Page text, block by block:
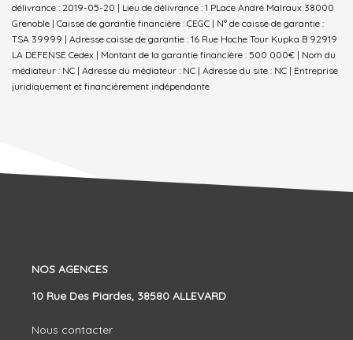
délivrance : 2019-05-20 | Lieu de délivrance : 1 PLace André Malraux 38000
Grenoble | Caisse de garantie financière : CEGC | N° de caisse de garantie :
TSA 39999 | Adresse caisse de garantie : 16 Rue Hoche Tour Kupka B 92919
LA DEFENSE Cedex | Montant de la garantie financière : 500 000€ | Nom du
médiateur : NC | Adresse du médiateur : NC | Adresse du site : NC | Entreprise
juridiquement et financièrement indépendante
NOS AGENCES
10 Rue Des Piardes, 38580 ALLEVARD
Nous contacter